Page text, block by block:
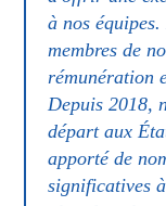
à nos
membres de
rémunération
Depuis 2018,
départ aux
apporté de
significatives